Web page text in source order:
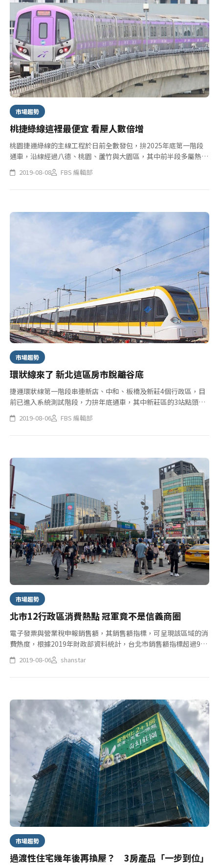
市場趨勢
桃捷綠線這裡最便宜 看屋人數倍增
桃園捷運綠線的主線工程於日前全數發包，拚2025年底第一階段
通車，沿線經過八德、桃園、蘆竹與大園區，其中前半段多屬熱鬧
的精華地段，住宅與商圈林立，房價也呈成熟穩定，想從中挑選低
價好入手的站點，建議G01、G02間的八德擴大重劃區，屋齡皆在
2019-08-08 FBS 編輯部
市場趨勢
環狀線來了 新北這區房市脫離谷底
捷運環狀線第一階段串連新店、中和、板橋及新莊4個行政區，目
前已進入系統測試階段，力拚年底通車，其中新莊區的3站點頭前
庄站、幸福站、新北產業園區站受惠大，揮別近兩年的陰霾，今年
上半年交易價格觸底反彈，且隨交通利多即將到位，交易量也有明
2019-08-06 FBS 編輯部
市場趨勢
北市12行政區消費熱點 冠軍竟不是信義商圈
電子發票與營業稅申報銷售額，其銷售額指標，可呈現該區域的消
費熱度，根據2019年財政部資料統計，台北市銷售額指標超過95
的里共有52個，而中山區就有16個里，堪稱消費力最強行政區，
信義區僅排第3，業者表示，中山區商圈密度是全台北最高，並搭
2019-08-06 shanstar
市場趨勢
過渡性住宅幾年後再換屋？ 3房產品「一步到位」